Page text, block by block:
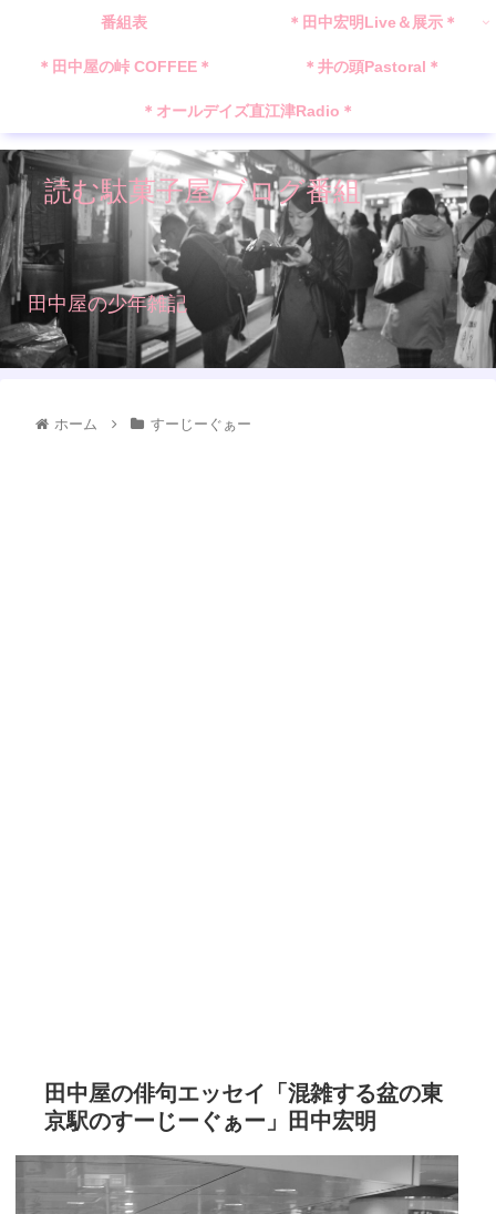
読む駄菓子屋/ブログ番組
田中屋の少年雑記
番組表 ＊田中宏明Live＆展示＊
＊田中屋の峠 COFFEE＊ ＊井の頭Pastoral＊
＊オールデイズ直江津Radio＊
ホーム すーじーぐぁー
田中屋の俳句エッセイ「混雑する盆の東
京駅のすーじーぐぁー」田中宏明